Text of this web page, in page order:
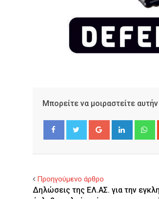
Μπορείτε να μοιραστείτε
Google+ LinkedIn
Προηγούμενο άρθρο
Δηλώσεις της ΕΛ.ΑΣ. για την